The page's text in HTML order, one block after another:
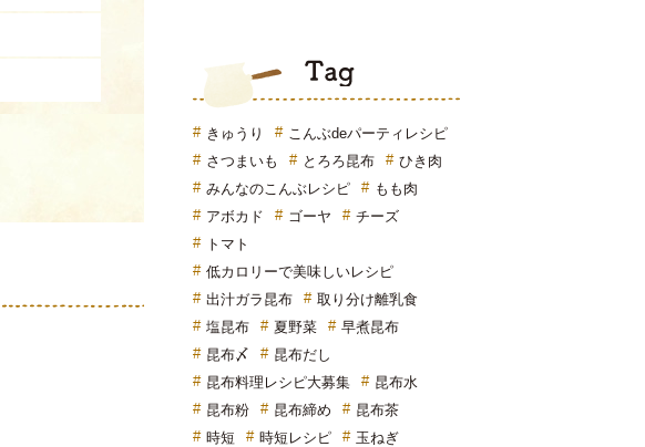
きゅうり
こんぶdeパーティレシピ
さつまいも
とろろ昆布
ひき肉
みんなのこんぶレシピ
もも肉
アボカド
ゴーヤ
チーズ
トマト
低カロリーで美味しいレシピ
出汁ガラ昆布
取り分け離乳食
塩昆布
夏野菜
早煮昆布
昆布〆
昆布だし
昆布料理レシピ大募集
昆布水
昆布粉
昆布締め
昆布茶
時短
時短レシピ
玉ねぎ